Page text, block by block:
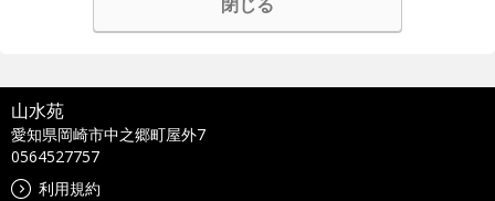
山水苑
愛知県岡崎市中之郷町屋外7
0564527757
利用規約